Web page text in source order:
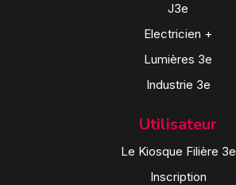
J3e
Electricien +
Lumières 3e
Industrie 3e
Utilisateur
Le Kiosque Filière 3e
Inscription